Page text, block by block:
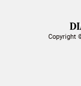
Copyright